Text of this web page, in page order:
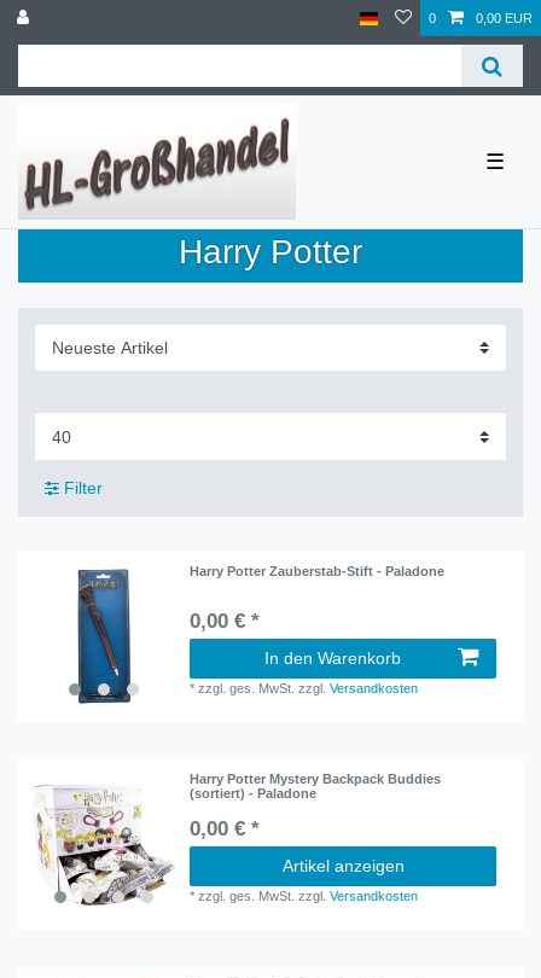
0 0,00 EUR
☰
Harry Potter
Filter
Harry Potter Zauberstab-Stift - Paladone
0,00 € *
In den Warenkorb
*zzgl. ges. MwSt. zzgl.Versandkosten
Harry Potter Mystery Backpack Buddies
(sortiert) - Paladone
0,00 € *
Artikel anzeigen
*zzgl. ges. MwSt. zzgl.Versandkosten